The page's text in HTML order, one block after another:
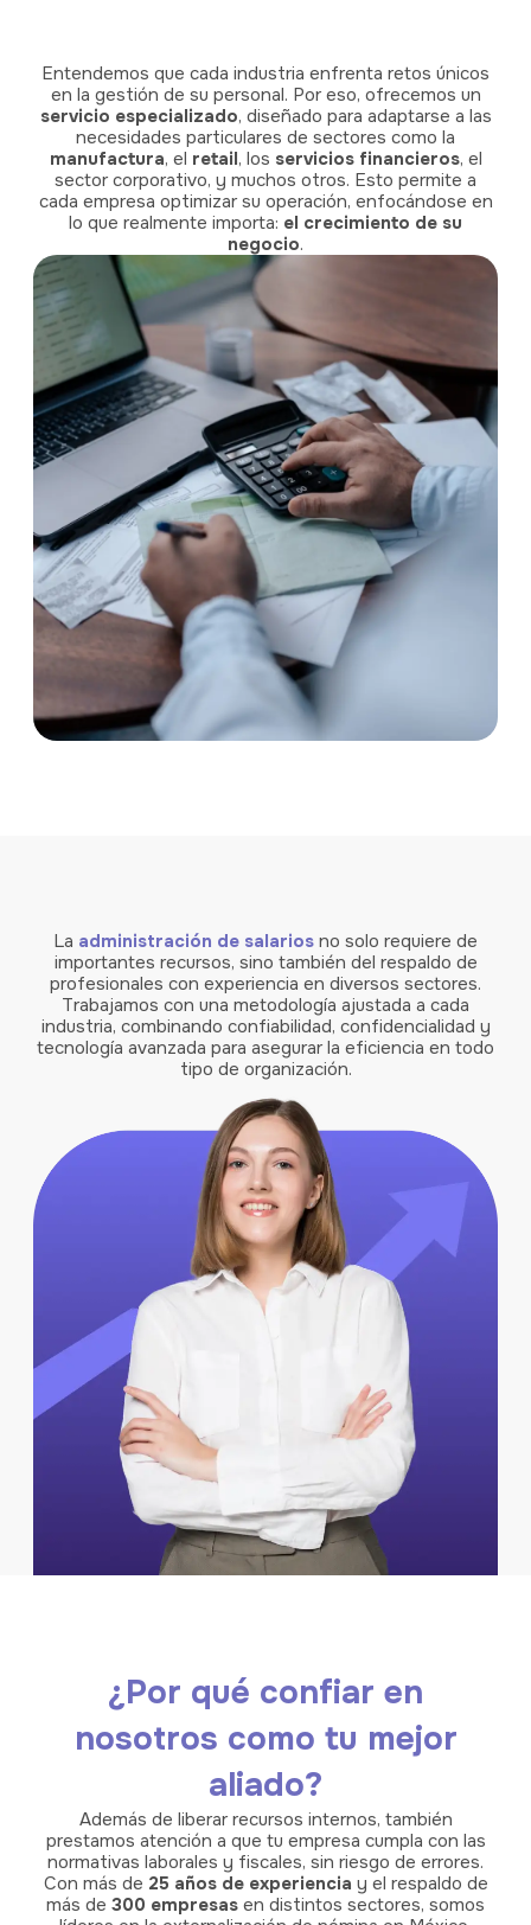
Entendemos que cada industria enfrenta retos únicos
en la gestión de su personal. Por eso, ofrecemos un
servicio especializado, diseñado para adaptarse a las
necesidades particulares de sectores como la
manufactura, el retail, los servicios financieros, el
sector corporativo, y muchos otros. Esto permite a
cada empresa optimizar su operación, enfocándose en
lo que realmente importa: el crecimiento de su
negocio.
La administración de salarios no solo requiere de
importantes recursos, sino también del respaldo de
profesionales con experiencia en diversos sectores.
Trabajamos con una metodología ajustada a cada
industria, combinando confiabilidad, confidencialidad y
tecnología avanzada para asegurar la eficiencia en todo
tipo de organización.
¿Por qué confiar en
nosotros como tu mejor
aliado?
Además de liberar recursos internos, también
prestamos atención a que tu empresa cumpla con las
normativas laborales y fiscales, sin riesgo de errores.
Con más de 25 años de experiencia y el respaldo de
más de 300 empresas en distintos sectores, somos